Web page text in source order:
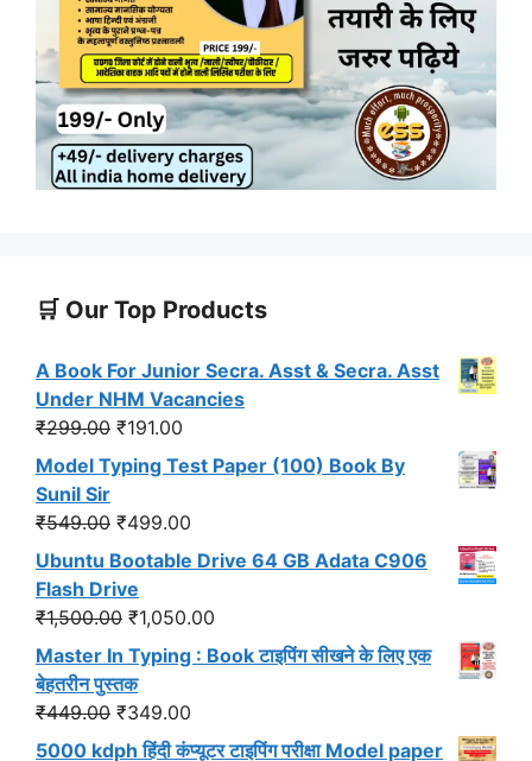
🛒 Our Top Products
A Book For Junior Secra. Asst & Secra. Asst
Under NHM Vacancies
₹299.00 Original
price
was:
₹299.00.
₹191.00
price
₹191.00.
Model Typing Test Paper (100) Book By
Sunil Sir
₹549.00 Original
price
was:
₹549.00.
₹499.00
price
₹499.00.
Ubuntu Bootable Drive 64 GB Adata C906
Flash Drive
₹1,500.00 Original
price
was:
₹1,500.00.
₹1,050.00
price
Master In Typing : Book टाइपिंग सीखने के लिए एक
बेहतरीन पुस्तक
₹449.00 Original
price
₹349.00
price
5000 kdph हिंदी कंप्यूटर टाइपिंग परीक्षा Model paper